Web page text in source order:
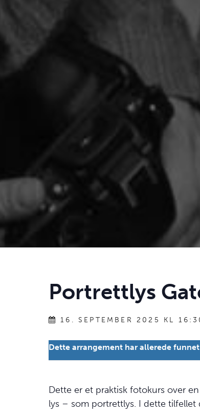
Portrettlys
16. SEPTEMBER 2025 KL
Dette arrangement har allerede funnet
Dette er et praktisk fotokurs over
lys – som portrettlys. I dette tilfellet